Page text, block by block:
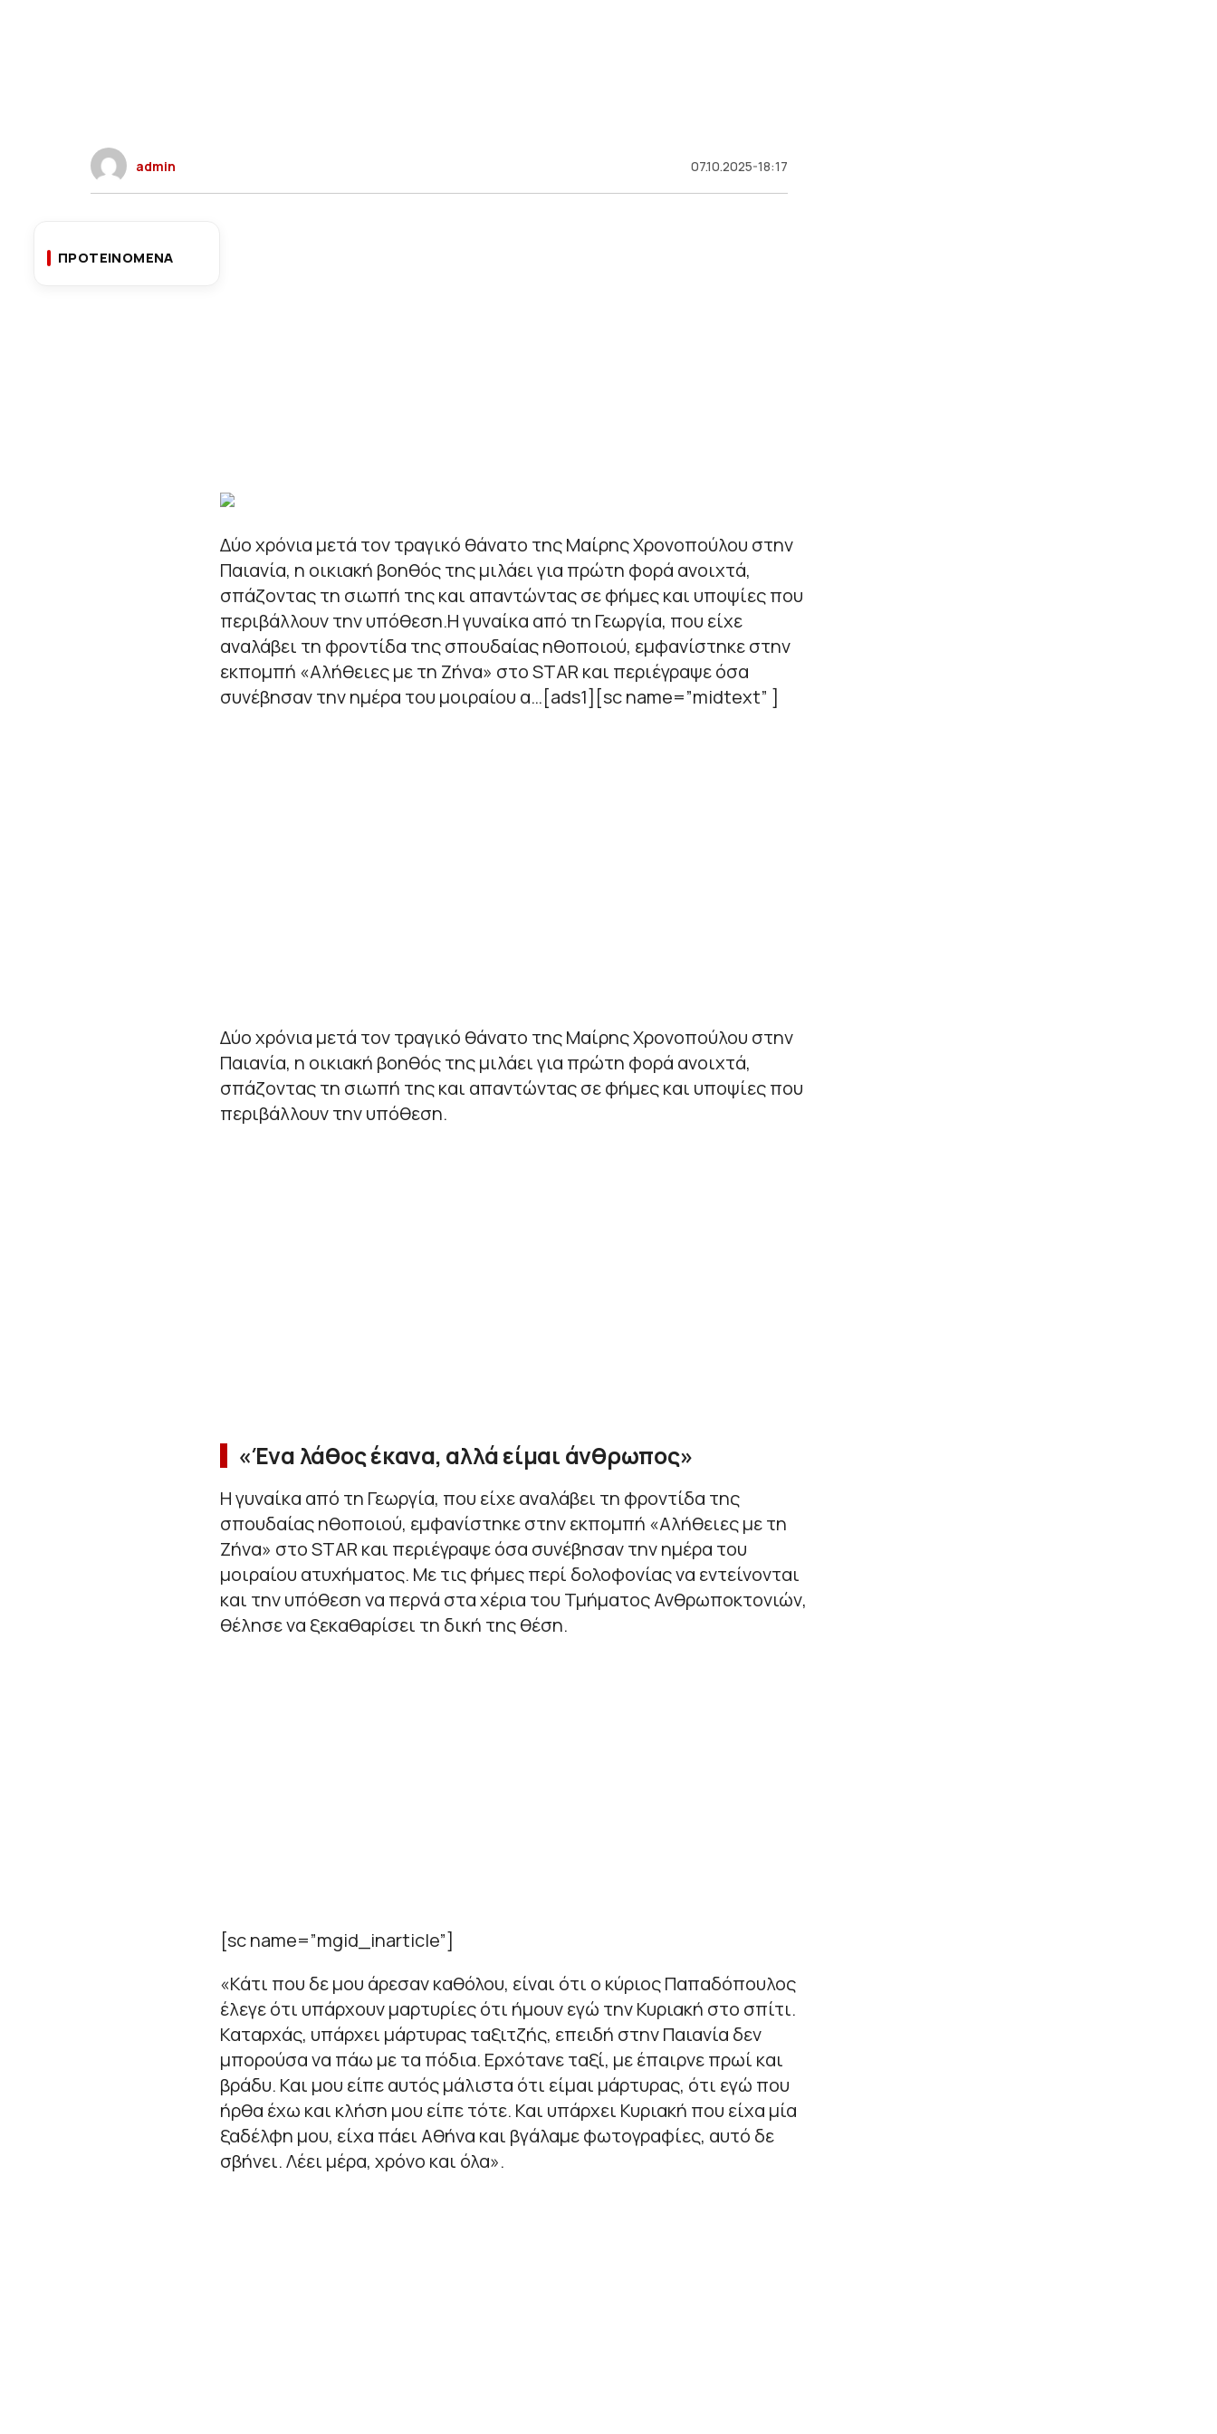
admin 07.10.2025-18:17
ΠΡΟΤΕΙΝΟΜΕΝΑ
Δύο χρόνια μετά τον τραγικό θάνατο της Μαίρης Χρονοπούλου στην
Παιανία, η οικιακή βοηθός της μιλάει για πρώτη φορά ανοιχτά,
σπάζοντας τη σιωπή της και απαντώντας σε φήμες και υποψίες που
περιβάλλουν την υπόθεση.Η γυναίκα από τη Γεωργία, που είχε
αναλάβει τη φροντίδα της σπουδαίας ηθοποιού, εμφανίστηκε στην
εκπομπή «Αλήθειες με τη Ζήνα» στο STAR και περιέγραψε όσα
συνέβησαν την ημέρα του μοιραίου α…[ads1][sc name=”midtext” ]
Δύο χρόνια μετά τον τραγικό θάνατο της Μαίρης Χρονοπούλου στην
Παιανία, η οικιακή βοηθός της μιλάει για πρώτη φορά ανοιχτά,
σπάζοντας τη σιωπή της και απαντώντας σε φήμες και υποψίες που
περιβάλλουν την υπόθεση.
«Ένα λάθος έκανα, αλλά είμαι άνθρωπος»
Η γυναίκα από τη Γεωργία, που είχε αναλάβει τη φροντίδα της
σπουδαίας ηθοποιού, εμφανίστηκε στην εκπομπή «Αλήθειες με τη
Ζήνα» στο STAR και περιέγραψε όσα συνέβησαν την ημέρα του
μοιραίου ατυχήματος. Με τις φήμες περί δολοφονίας να εντείνονται
και την υπόθεση να περνά στα χέρια του Τμήματος Ανθρωποκτονιών,
θέλησε να ξεκαθαρίσει τη δική της θέση.
[sc name=”mgid_inarticle”]
«Κάτι που δε μου άρεσαν καθόλου, είναι ότι ο κύριος Παπαδόπουλος
έλεγε ότι υπάρχουν μαρτυρίες ότι ήμουν εγώ την Κυριακή στο σπίτι.
Καταρχάς, υπάρχει μάρτυρας ταξιτζής, επειδή στην Παιανία δεν
μπορούσα να πάω με τα πόδια. Ερχότανε ταξί, με έπαιρνε πρωί και
βράδυ. Και μου είπε αυτός μάλιστα ότι είμαι μάρτυρας, ότι εγώ που
ήρθα έχω και κλήση μου είπε τότε. Και υπάρχει Κυριακή που είχα μία
ξαδέλφη μου, είχα πάει Αθήνα και βγάλαμε φωτογραφίες, αυτό δε
σβήνει. Λέει μέρα, χρόνο και όλα».